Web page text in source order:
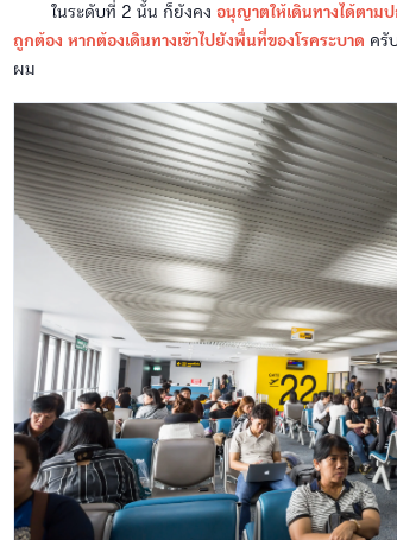
ในระดับที่ 2 นั้น ก็ยังคง อนุญาตให้เดินทางได้ตาม
ถูกต้อง หากต้องเดินทางเข้าไปยังพื่นที่ของโรคระบาด ครั
ผม